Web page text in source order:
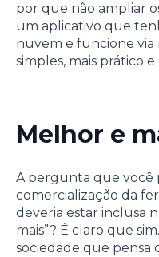
por que não ampliar
um aplicativo que
nuvem e funcione via
simples, mais prático
Melhor e
A pergunta que você
comercialização da
deveria estar inclusa
mais”? É claro que
sociedade que pensa